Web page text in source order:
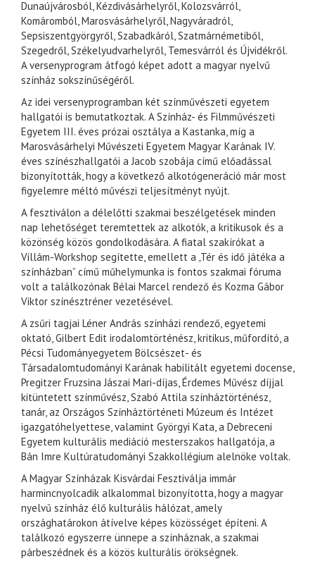
Dunaújvárosból, Kézdivásárhelyről, Kolozsvárról,
Komáromból, Marosvásárhelyről, Nagyváradról,
Sepsiszentgyörgyről, Szabadkáról, Szatmárnémetiből,
Szegedről, Székelyudvarhelyről, Temesvárról és Újvidékről.
A versenyprogram átfogó képet adott a magyar nyelvű
színház sokszínűségéről.
Az idei versenyprogramban két színművészeti egyetem
hallgatói is bemutatkoztak. A Színház- és Filmművészeti
Egyetem III. éves prózai osztálya a Kastanka, míg a
Marosvásárhelyi Művészeti Egyetem Magyar Karának IV.
éves színészhallgatói a Jacob szobája című előadással
bizonyították, hogy a következő alkotógeneráció már most
figyelemre méltó művészi teljesítményt nyújt.
A fesztiválon a délelőtti szakmai beszélgetések minden
nap lehetőséget teremtettek az alkotók, a kritikusok és a
közönség közös gondolkodására. A fiatal szakírókat a
Villám-Workshop segítette, emellett a „Tér és idő játéka a
színházban” című műhelymunka is fontos szakmai fóruma
volt a találkozónak Bélai Marcel rendező és Kozma Gábor
Viktor színésztréner vezetésével.
A zsűri tagjai Léner András színházi rendező, egyetemi
oktató, Gilbert Edit irodalomtörténész, kritikus, műfordító, a
Pécsi Tudományegyetem Bölcsészet- és
Társadalomtudományi Karának habilitált egyetemi docense,
Pregitzer Fruzsina Jászai Mari-díjas, Érdemes Művész díjjal
kitüntetett színművész, Szabó Attila színháztörténész,
tanár, az Országos Színháztörténeti Múzeum és Intézet
igazgatóhelyettese, valamint Györgyi Kata, a Debreceni
Egyetem kulturális mediáció mesterszakos hallgatója, a
Bán Imre Kultúratudományi Szakkollégium alelnöke voltak.
A Magyar Színházak Kisvárdai Fesztiválja immár
harmincnyolcadik alkalommal bizonyította, hogy a magyar
nyelvű színház élő kulturális hálózat, amely
országhatárokon átívelve képes közösséget építeni. A
találkozó egyszerre ünnepe a színháznak, a szakmai
párbeszédnek és a közös kulturális örökségnek.